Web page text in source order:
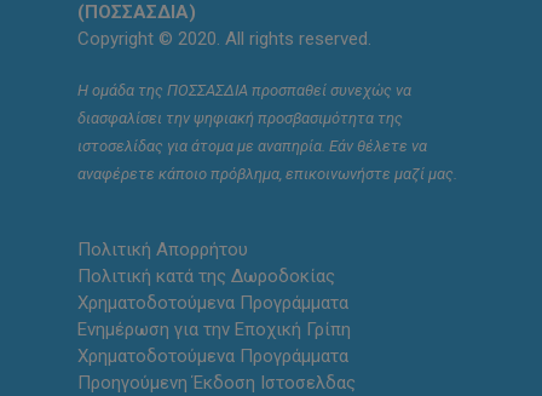
(ΠΟΣΣΑΣΔΙΑ)
Copyright © 2020. All rights reserved.
Η ομάδα της ΠΟΣΣΑΣΔΙΑ προσπαθεί συνεχώς να
διασφαλίσει την ψηφιακή προσβασιμότητα της
ιστοσελίδας για άτομα με αναπηρία. Εάν θέλετε να
αναφέρετε κάποιο πρόβλημα, επικοινωνήστε μαζί μας.
Πολιτική Απορρήτου
Πολιτική κατά της Δωροδοκίας
Χρηματοδοτούμενα Προγράμματα
Ενημέρωση για την Εποχική Γρίπη
Χρηματοδοτούμενα Προγράμματα
Προηγούμενη Έκδοση Ιστοσελδας